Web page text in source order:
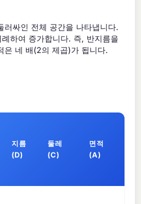
러싸인 전체 공간을 나타냅니다.
하여 증가합니다. 즉, 반지름을
은 네 배(2의 제곱)가 됩니다.
지름
(D)
둘레
(C)
면적
(A)